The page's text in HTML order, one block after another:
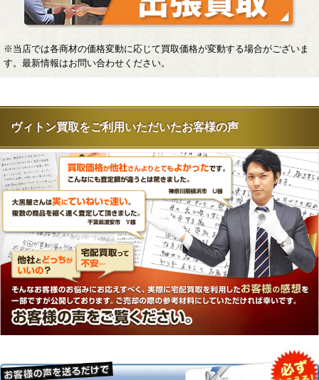
※当店では各商材の価格変動に応じて買取価格が変動する場合がございま
す。最新情報はお問い合わせください。
ヴィトン買取をご利用いただいたお客様の声